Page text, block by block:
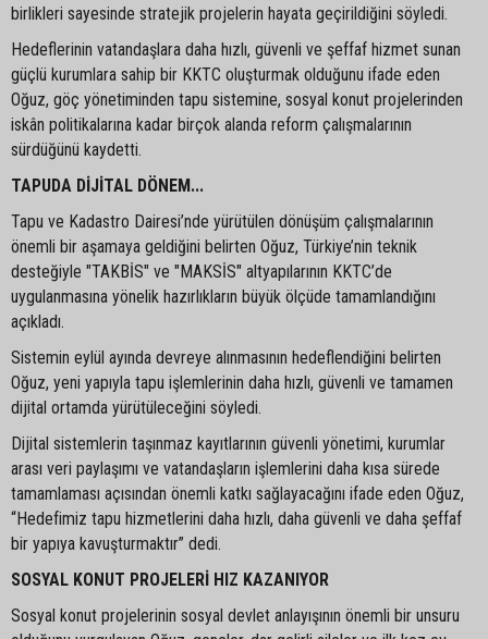
birlikleri sayesinde stratejik projelerin hayata geçirildiğini söyledi.
Hedeflerinin vatandaşlara daha hızlı, güvenli ve şeffaf hizmet sunan
güçlü kurumlara sahip bir KKTC oluşturmak olduğunu ifade eden
Oğuz, göç yönetiminden tapu sistemine, sosyal konut projelerinden
iskân politikalarına kadar birçok alanda reform çalışmalarının
sürdüğünü kaydetti.
TAPUDA DİJİTAL DÖNEM...
Tapu ve Kadastro Dairesi’nde yürütülen dönüşüm çalışmalarının
önemli bir aşamaya geldiğini belirten Oğuz, Türkiye’nin teknik
desteğiyle "TAKBİS" ve "MAKSİS" altyapılarının KKTC’de
uygulanmasına yönelik hazırlıkların büyük ölçüde tamamlandığını
açıkladı.
Sistemin eylül ayında devreye alınmasının hedeflendiğini belirten
Oğuz, yeni yapıyla tapu işlemlerinin daha hızlı, güvenli ve tamamen
dijital ortamda yürütüleceğini söyledi.
Dijital sistemlerin taşınmaz kayıtlarının güvenli yönetimi, kurumlar
arası veri paylaşımı ve vatandaşların işlemlerini daha kısa sürede
tamamlaması açısından önemli katkı sağlayacağını ifade eden Oğuz,
“Hedefimiz tapu hizmetlerini daha hızlı, daha güvenli ve daha şeffaf
bir yapıya kavuşturmaktır” dedi.
SOSYAL KONUT PROJELERİ HIZ KAZANIYOR
Sosyal konut projelerinin sosyal devlet anlayışının önemli bir unsuru